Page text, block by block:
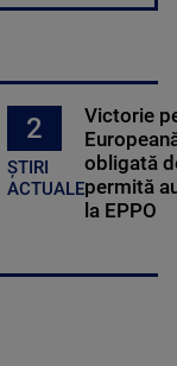
2
ȘTIRI
ACTUALE
Victorie
obligată
permită
la EPPO